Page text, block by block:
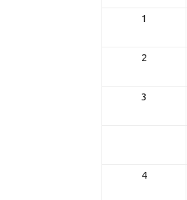
1
2
3
4